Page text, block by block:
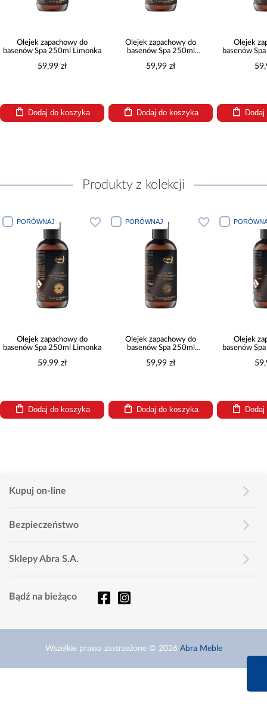
Olejek zapachowy do
basenów Spa 250ml Limonka
59,99 zł
Dodaj do koszyka
Olejek zapachowy do
basenów Spa 250ml
59,99 zł
Dodaj do koszyka
Olejek
basenów
Produkty z kolekcji
PORÓWNAJ
Olejek zapachowy do
basenów Spa 250ml Limonka
59,99 zł
Dodaj do koszyka
PORÓWNAJ
Olejek zapachowy do
basenów Spa 250ml
59,99 zł
Dodaj do koszyka
Olejek
basenów
Kupuj on-line
Bezpieczeństwo
Sklepy Abra S.A.
Bądź na bieżąco
Wszelkie prawa zastrzeżone © 2026 Abra Meble
660 627